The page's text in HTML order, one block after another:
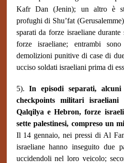
Kafr Dan (Jenin); un altro è
profughi di Shu’fat
sparati da forze israeliane
forze israeliane; entrambi
demolizioni punitive di case di
ucciso soldati israeliani prima di
5).In episodi separati,
checkpointsmilitari israeliani
Qalqilya e Hebron, forze
sette palestinesi, compreso un
Il 14 gennaio, nei pressi di Al
israeliane hanno inseguito due
uccidendoli nel loro veicolo;